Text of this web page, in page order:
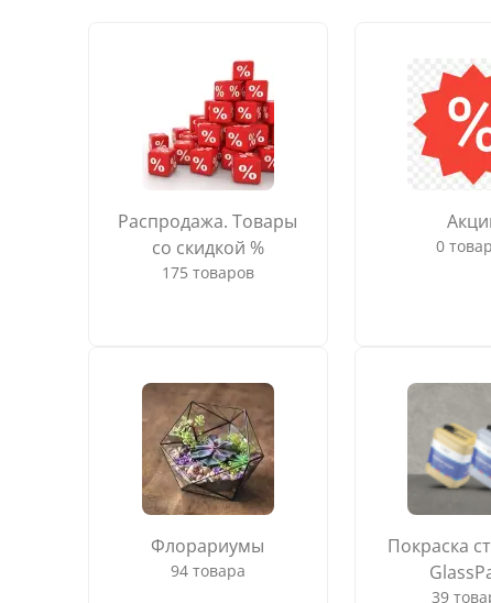
Распродажа. Товары
со скидкой %
175 товаров
0
Флорариумы
94 товара
Покраска
39